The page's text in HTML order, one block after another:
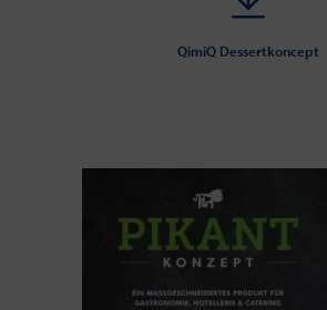
QimiQ Dessertkoncept